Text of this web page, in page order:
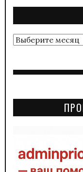
Архивы